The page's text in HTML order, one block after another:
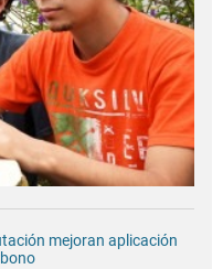
mejoran aplicación